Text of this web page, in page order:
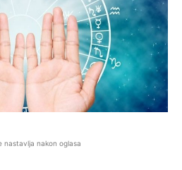
nastavlja nakon oglasa